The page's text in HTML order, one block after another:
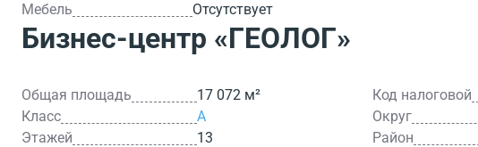
Мебель Отсутствует
Бизнес-центр «ГЕОЛОГ»
Общая площадь
17 072 м²
Класс
A
Этажей
13
Код налоговой
Округ
Район